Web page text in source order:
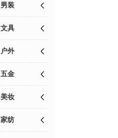
男装
文具
户外
五金
美妆
家纺